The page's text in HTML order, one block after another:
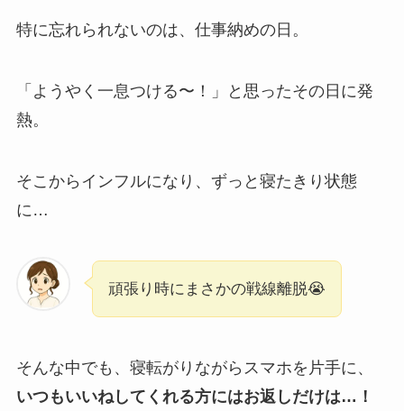
特に忘れられないのは、仕事納めの日。
「ようやく一息つける〜！」と思ったその日に発
熱。
そこからインフルになり、ずっと寝たきり状態
に…
頑張り時にまさかの戦線離脱😭
そんな中でも、寝転がりながらスマホを片手に、
いつもいいねしてくれる方にはお返しだけは…！